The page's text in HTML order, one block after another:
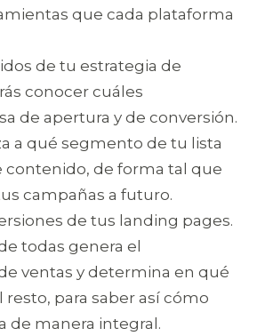
que cada plataforma
de tu estrategia de
conocer cuáles
de apertura y de conversión.
a qué segmento de tu lista
contenido, de forma tal que
campañas a futuro.
de tus landing pages.
todas genera el
ventas y determina en qué
para saber así cómo
de manera integral.